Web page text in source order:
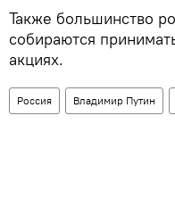
Также большинство
собираются
акциях.
Россия Владимир Путин